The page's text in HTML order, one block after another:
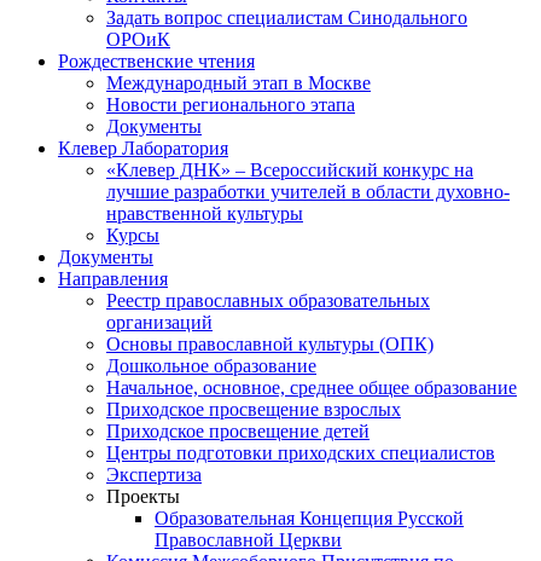
Задать вопрос специалистам Синодального
ОРОиК
Рождественские чтения
Международный этап в Москве
Новости регионального этапа
Документы
Клевер Лаборатория
«Клевер ДНК» – Всероссийский конкурс на
лучшие разработки учителей в области духовно-
нравственной культуры
Курсы
Документы
Направления
Реестр православных образовательных
организаций
Основы православной культуры (ОПК)
Дошкольное образование
Начальное, основное, среднее общее образование
Приходское просвещение взрослых
Приходское просвещение детей
Центры подготовки приходских специалистов
Экспертиза
Проекты
Образовательная Концепция Русской
Православной Церкви